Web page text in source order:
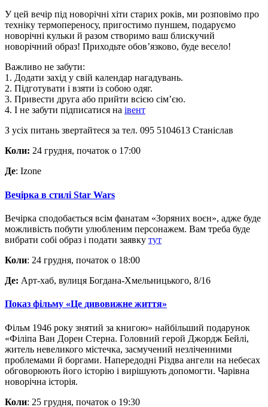
У цей вечір під новорічні хіти старих років, ми розповімо про
техніку термопереносу, пригостимо пуншем, подаруємо
новорічні кульки й разом створимо ваш блискучий
новорічний образ! Приходьте обов’язково, буде весело!
Важливо не забути:
1. Додати захід у свій календар нагадувань.
2. Підготувати і взяти із собою одяг.
3. Привести друга або прийти всією сім’єю.
4. І не забути підписатися на івент
З усіх питань звертайтеся за тел. 095 5104613 Станіслав
Коли: 24 грудня, початок о 17:00
Де: Izone
Вечірка в стилі Star Wars
Вечірка сподобається всім фанатам «Зоряних воєн», адже буде
можливість побути улюбленим персонажем. Вам треба буде
вибрати собі образ і подати заявку тут
Коли: 24 грудня, початок о 18:00
Де: Арт-хаб, вулиця Богдана-Хмельницького, 8/16
Показ фільму «Це дивовижне життя»
Фільм 1946 року знятий за книгою» найбільший подарунок
«Філіпа Ван Дорен Стерна. Головний герой Джордж Бейлі,
житель невеликого містечка, засмучений незліченними
проблемами й боргами. Напередодні Різдва ангели на небесах
обговорюють його історію і вирішують допомогти. Чарівна
новорічна історія.
Коли: 25 грудня, початок о 19:30